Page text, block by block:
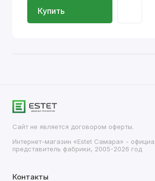
Купить
Сайт не является договором оферты.
Интернет-магазин «Estet Самара» -
представитель фабрики, 2005-2026 год
Контакты